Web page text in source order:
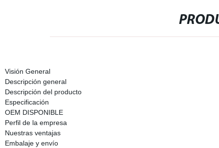
Visión General
Descripción general
Descripción del producto
Especificación
OEM DISPONIBLE
Perfil de la empresa
Nuestras ventajas
Embalaje y envío